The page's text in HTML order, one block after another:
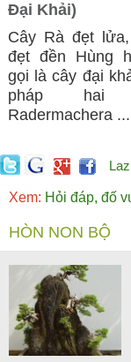
Đại Khải)
Cây Rà đẹt
đẹt đền Hùng
gọi là cây đại
pháp hai
Radermachera ...
Xem: Hỏi đáp, đố
HÒN NON BỘ